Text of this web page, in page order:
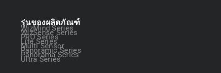
รุ่นของผลิตภัณฑ์
WizMind Series
WizSense Series
PRO Series
Lite Series
Multi Sensor
Panoramic Series
Panorama Series
Ultra Series